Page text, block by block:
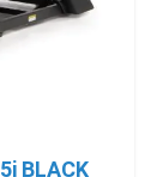
BLACK